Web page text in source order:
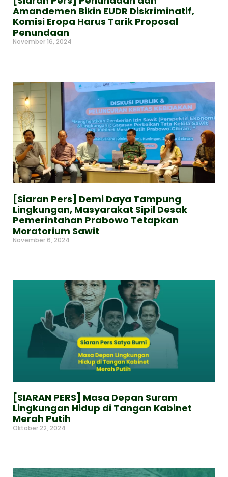
Amandemen Bikin EUDR Diskriminatif,
Komisi Eropa Harus Tarik Proposal
Penundaan
November 16, 2024
[Siaran Pers] Demi Daya Tampung
Lingkungan, Masyarakat Sipil Desak
Pemerintahan Prabowo Tetapkan
Moratorium Sawit
November 6, 2024
[SIARAN PERS] Masa Depan Suram
Lingkungan Hidup di Tangan Kabinet
Merah Putih
Oktober 22, 2024